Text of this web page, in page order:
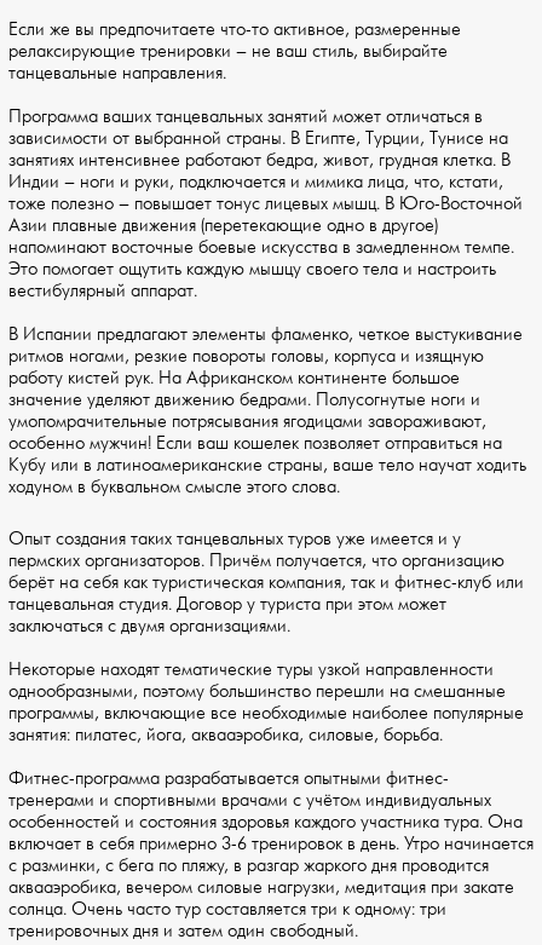
Если же вы предпочитаете что-то активное, размеренные
релаксирующие тренировки – не ваш стиль, выбирайте
танцевальные направления.
Программа ваших танцевальных занятий может отличаться в
зависимости от выбранной страны. В Египте, Турции, Тунисе на
занятиях интенсивнее работают бедра, живот, грудная клетка. В
Индии – ноги и руки, подключается и мимика лица, что, кстати,
тоже полезно – повышает тонус лицевых мышц. В Юго-Восточной
Азии плавные движения (перетекающие одно в другое)
напоминают восточные боевые искусства в замедленном темпе.
Это помогает ощутить каждую мышцу своего тела и настроить
вестибулярный аппарат.
В Испании предлагают элементы фламенко, четкое выстукивание
ритмов ногами, резкие повороты головы, корпуса и изящную
работу кистей рук. На Африканском континенте большое
значение уделяют движению бедрами. Полусогнутые ноги и
умопомрачительные потрясывания ягодицами завораживают,
особенно мужчин! Если ваш кошелек позволяет отправиться на
Кубу или в латиноамериканские страны, ваше тело научат ходить
ходуном в буквальном смысле этого слова.
Опыт создания таких танцевальных туров уже имеется и у
пермских организаторов. Причём получается, что организацию
берёт на себя как туристическая компания, так и фитнес-клуб или
танцевальная студия. Договор у туриста при этом может
заключаться с двумя организациями.
Некоторые находят тематические туры узкой направленности
однообразными, поэтому большинство перешли на смешанные
программы, включающие все необходимые наиболее популярные
занятия: пилатес, йога, аквааэробика, силовые, борьба.
Фитнес-программа разрабатывается опытными фитнес-
тренерами и спортивными врачами с учётом индивидуальных
особенностей и состояния здоровья каждого участника тура. Она
включает в себя примерно 3-6 тренировок в день. Утро начинается
с разминки, с бега по пляжу, в разгар жаркого дня проводится
аквааэробика, вечером силовые нагрузки, медитация при закате
солнца. Очень часто тур составляется три к одному: три
тренировочных дня и затем один свободный.